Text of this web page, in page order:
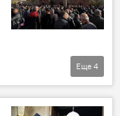
Еще 4